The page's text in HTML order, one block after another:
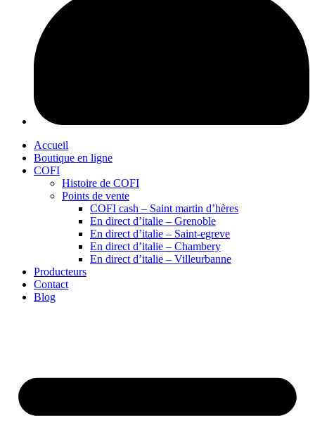
Accueil
Boutique en ligne
COFI
Histoire de COFI
Points de vente
COFI cash – Saint martin d’hères
En direct d’italie – Grenoble
En direct d’italie – Saint-egreve
En direct d’italie – Chambery
En direct d’italie – Villeurbanne
Producteurs
Contact
Blog